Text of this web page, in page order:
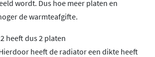
wordt. Dus hoe meer platen en
de warmteafgifte.
heeft dus 2 platen
heeft de radiator een dikte heeft